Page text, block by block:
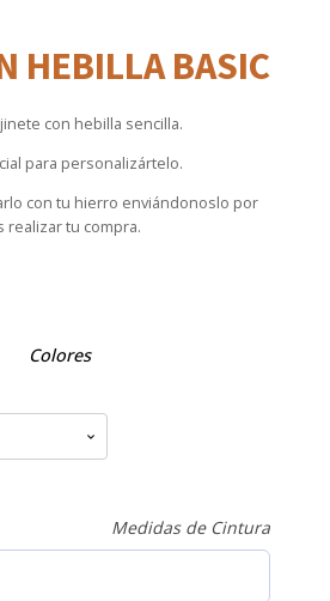
HEBILLA BASIC
con hebilla sencilla.
para personalizártelo.
con tu hierro enviándonoslo por
realizar tu compra.
Colores
Medidas de Cintura